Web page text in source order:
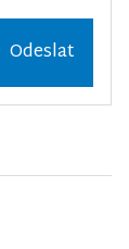
Odeslat